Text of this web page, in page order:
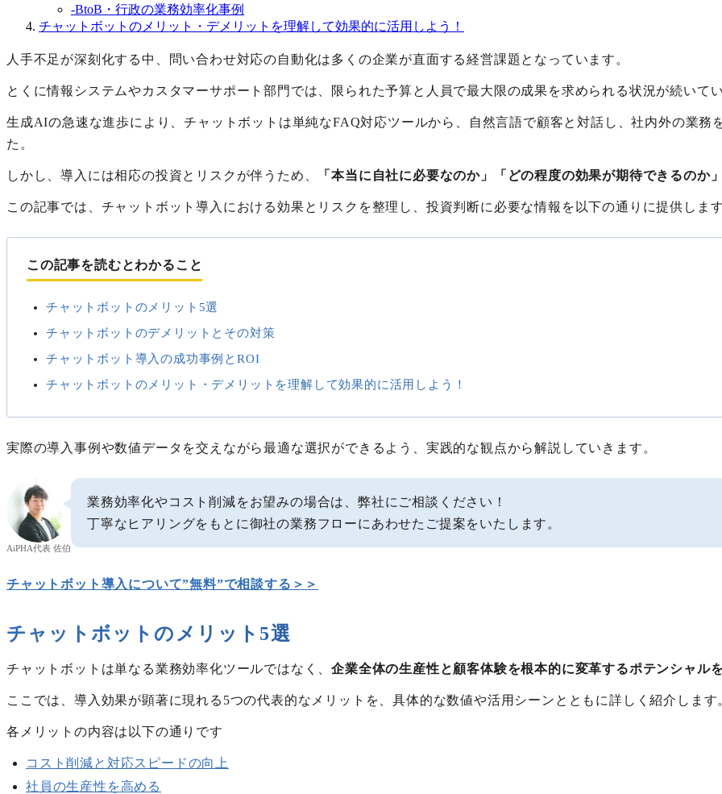
-BtoB・行政の業務効率化事例
チャットボットのメリット・デメリットを理解して効果的に活用しよう！
人手不足が深刻化する中、問い合わせ対応の自動化は多くの企業が直面する経営課題となっています。
とくに情報システムやカスタマーサポート部門では、限られた予算と人員で最大限の成果を求められる状況が続いて
生成AIの急速な進歩により、チャットボットは単純なFAQ対応ツールから、自然言語で顧客と対話し、社内外の業
た。
しかし、導入には相応の投資とリスクが伴うため、 「本当に自社に必要なのか」「どの程度の効果が期待できるのか
この記事では、チャットボット導入における効果とリスクを整理し、投資判断に必要な情報を以下の通りに提供しま
この記事を読むとわかること
チャットボットのメリット5選
チャットボットのデメリットとその対策
チャットボット導入の成功事例とROI
チャットボットのメリット・デメリットを理解して効果的に活用しよう！
実際の導入事例や数値データを交えながら最適な選択ができるよう、実践的な観点から解説していきます。
AiPHA代表 佐伯
業務効率化やコスト削減をお望みの場合は、弊社にご相談ください！
丁寧なヒアリングをもとに御社の業務フローにあわせたご提案をいたします。
チャットボット導入について”無料”で相談する＞＞
チャットボットのメリット5選
チャットボットは単なる業務効率化ツールではなく、企業全体の生産性と顧客体験を根本的に変革するポテンシャル
ここでは、導入効果が顕著に現れる5つの代表的なメリットを、具体的な数値や活用シーンとともに詳しく紹介します
各メリットの内容は以下の通りです
コスト削減と対応スピードの向上
社員の生産性を高める